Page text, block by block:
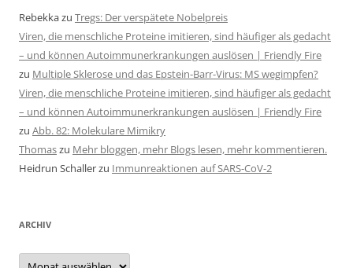
Rebekkazu Tregs: Der verspätete Nobelpreis
Viren, die menschliche Proteine imitieren, sind häufiger als gedacht
– und können Autoimmunerkrankungen auslösen | Friendly Fire
zu Multiple Sklerose und das Epstein-Barr-Virus: MS wegimpfen?
Viren, die menschliche Proteine imitieren, sind häufiger als gedacht
– und können Autoimmunerkrankungen auslösen | Friendly Fire
zu Abb. 82: Molekulare Mimikry
Thomaszu Mehr bloggen, mehr Blogs lesen, mehr kommentieren.
Heidrun Schallerzu Immunreaktionen auf SARS-CoV-2
ARCHIV
Archiv